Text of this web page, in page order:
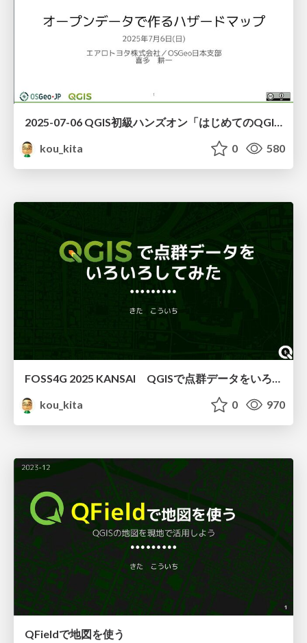
2025-07-06 QGIS初級ハンズオン「はじめてのQGIS」
kou_kita
0 580
FOSS4G 2025 KANSAI QGISで点群データをいろいろしてみた
kou_kita
0 970
QFieldで地図を使う